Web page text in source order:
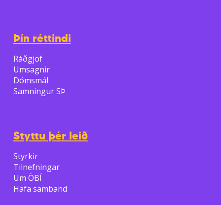
Þín réttindi
Ráðgjöf
Umsagnir
Dómsmál
Samningur SÞ
Styttu þér leið
Styrkir
Tilnefningar
Um ÖBÍ
Hafa samband